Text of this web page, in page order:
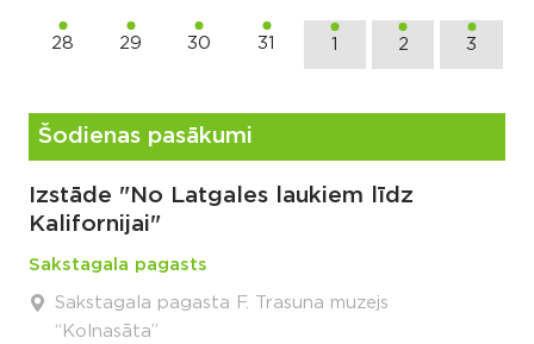
28 29 30 31 1 2 3
Šodienas pasākumi
Izstāde "No Latgales laukiem līdz
Kalifornijai"
Sakstagala pagasts
Sakstagala pagasta F. Trasuna muzejs
“Kolnasāta”